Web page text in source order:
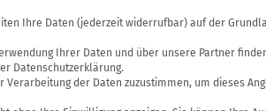
Unverpackt
Ihre Daten (jederzeit widerrufbar) auf der
Ihrer Daten und über unsere Partner
Datenschutzerklärung.
Verarbeitung der Daten zuzustimmen, um dieses